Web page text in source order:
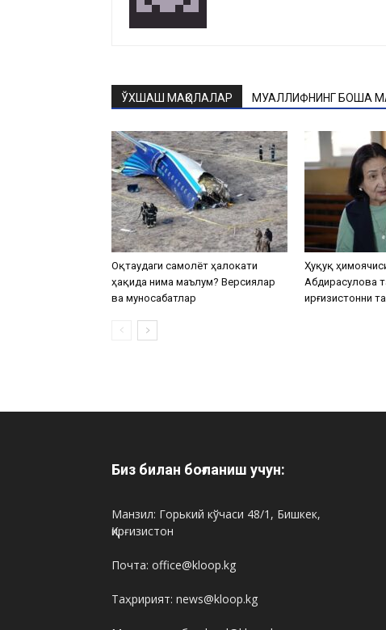
ЎХШАШ МАҚОЛАЛАР МУАЛЛИФНИНГ БОШҚА
Оқтаудаги самолёт ҳалокати
ҳақида нима маълум? Версиялар
ва муносабатлар
Ҳуқуқ
Абдирасулова
Қирғизистонни
Биз билан боғланиш учун:
Манзил: Горький кўчаси 48/1, Бишкек,
Қирғизистон
Почта: office@kloop.kg
Таҳририят: news@kloop.kg